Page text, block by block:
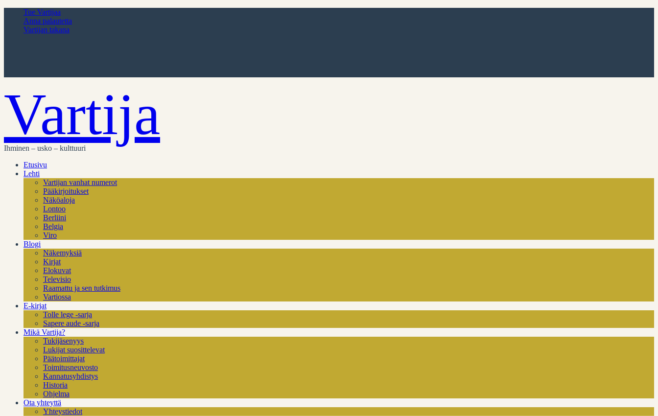
Tue Vartijaa
Anna palautetta
Vartijan takana
Vartija
Ihminen – usko – kulttuuri
Etusivu
Lehti
Vartijan vanhat numerot
Pääkirjoitukset
Näköaloja
Lontoo
Berliini
Belgia
Viro
Blogi
Näkemyksiä
Kirjat
Elokuvat
Televisio
Raamattu ja sen tutkimus
Vartiossa
E-kirjat
Tolle lege -sarja
Sapere aude -sarja
Mikä Vartija?
Tukijäsenyys
Lukijat suosittelevat
Päätoimittajat
Toimitusneuvosto
Kannatusyhdistys
Historia
Ohjelma
Ota yhteyttä
Yhteystiedot